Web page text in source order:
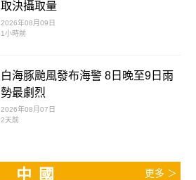
取決攝取量
2026年08月09日
1小時前
白海豚颱風發布海警 8日晚至9日雨
勢最劇烈
2026年08月07日
2天前
中國 更多 ＞